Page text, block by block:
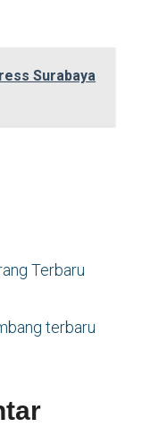
Surabaya
Terbaru
terbaru